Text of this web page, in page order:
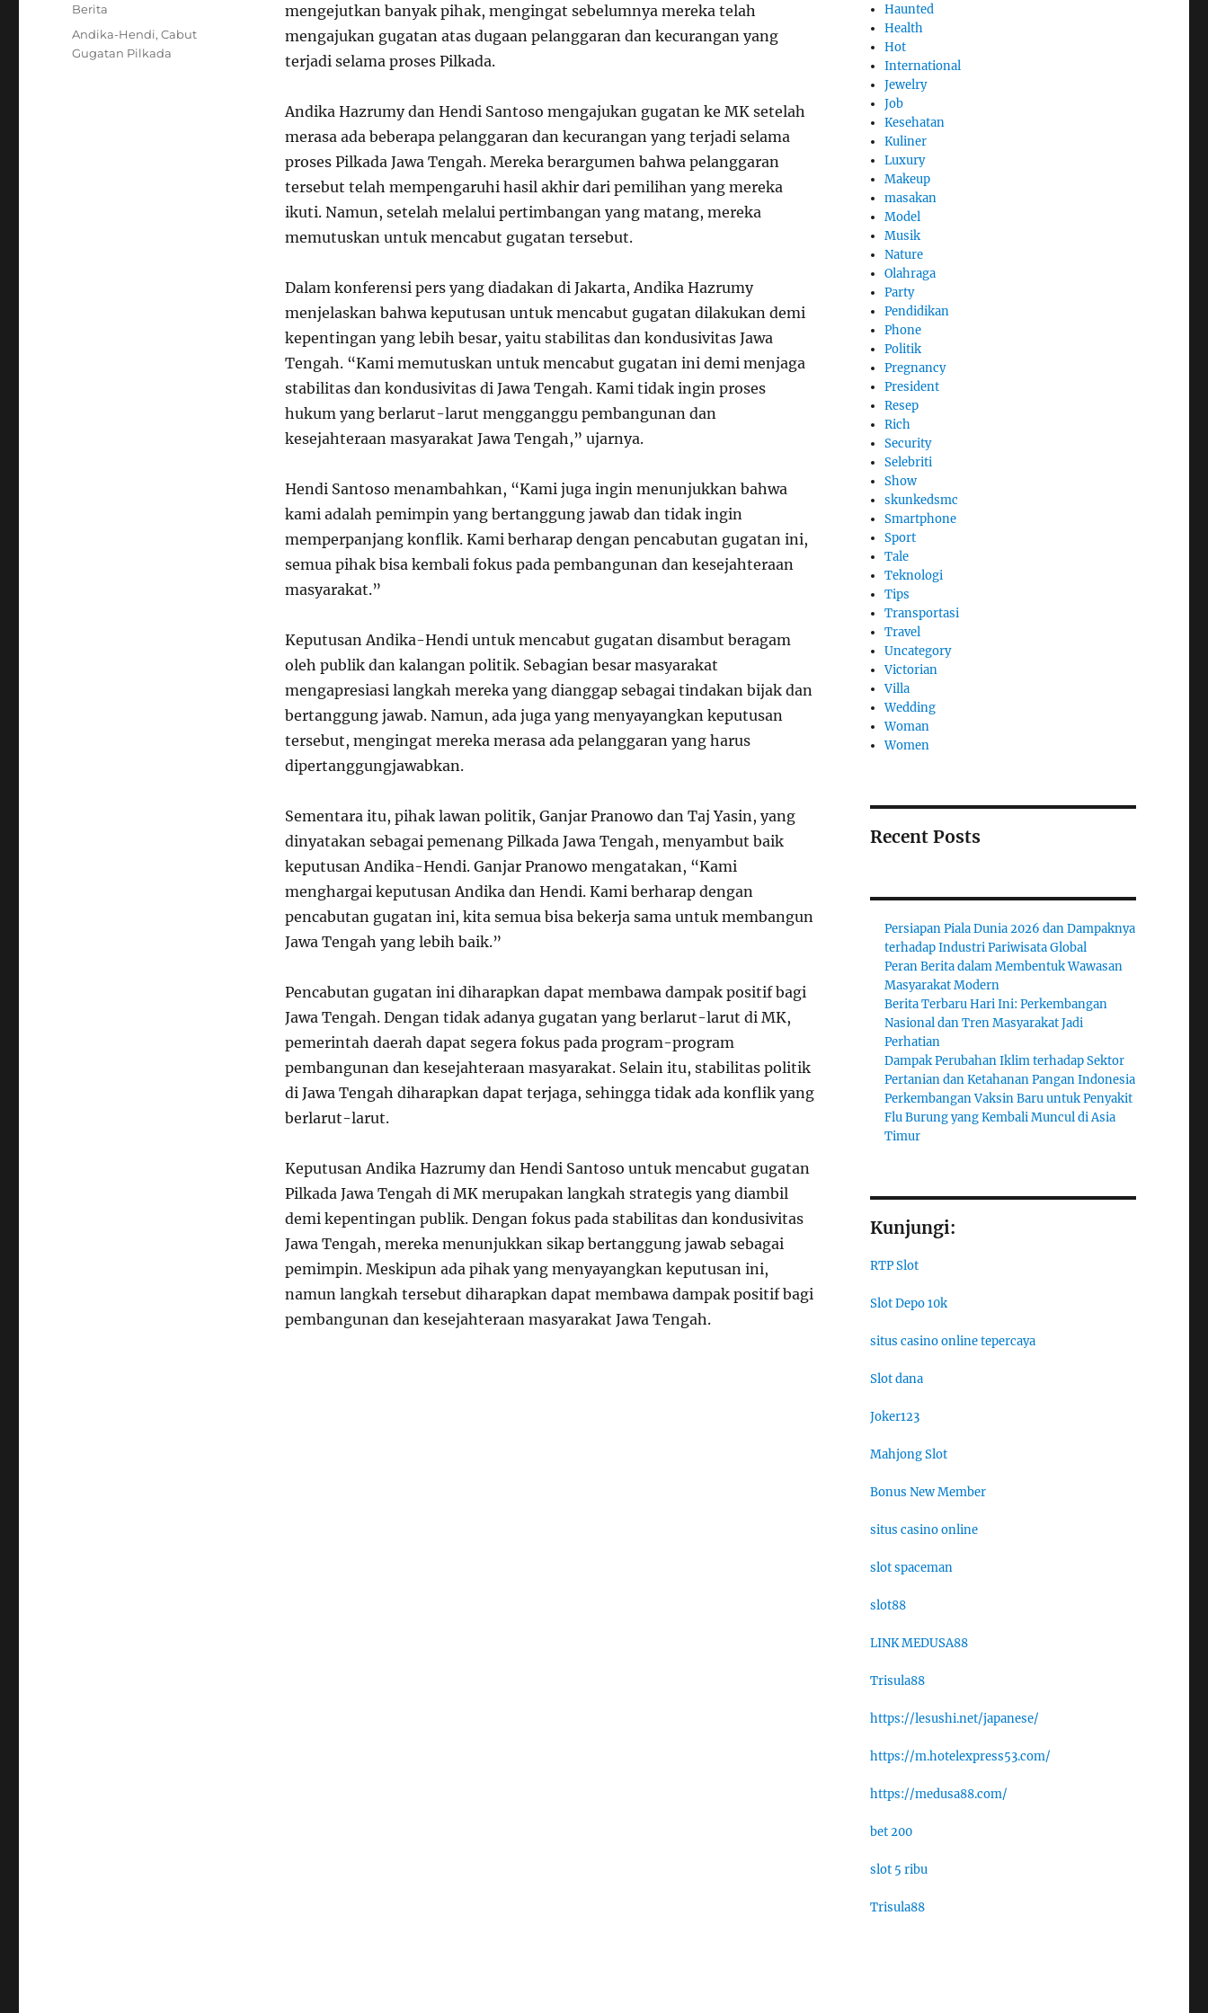
mengejutkan banyak pihak, mengingat sebelumnya mereka telah
mengajukan gugatan atas dugaan pelanggaran dan kecurangan yang
terjadi selama proses Pilkada.
Andika Hazrumy dan Hendi Santoso mengajukan gugatan ke MK setelah
merasa ada beberapa pelanggaran dan kecurangan yang terjadi selama
proses Pilkada Jawa Tengah. Mereka berargumen bahwa pelanggaran
tersebut telah mempengaruhi hasil akhir dari pemilihan yang mereka
ikuti. Namun, setelah melalui pertimbangan yang matang, mereka
memutuskan untuk mencabut gugatan tersebut.
Dalam konferensi pers yang diadakan di Jakarta, Andika Hazrumy
menjelaskan bahwa keputusan untuk mencabut gugatan dilakukan demi
kepentingan yang lebih besar, yaitu stabilitas dan kondusivitas Jawa
Tengah. “Kami memutuskan untuk mencabut gugatan ini demi menjaga
stabilitas dan kondusivitas di Jawa Tengah. Kami tidak ingin proses
hukum yang berlarut-larut mengganggu pembangunan dan
kesejahteraan masyarakat Jawa Tengah,” ujarnya.
Hendi Santoso menambahkan, “Kami juga ingin menunjukkan bahwa
kami adalah pemimpin yang bertanggung jawab dan tidak ingin
memperpanjang konflik. Kami berharap dengan pencabutan gugatan ini,
semua pihak bisa kembali fokus pada pembangunan dan kesejahteraan
masyarakat.”
Keputusan Andika-Hendi untuk mencabut gugatan disambut beragam
oleh publik dan kalangan politik. Sebagian besar masyarakat
mengapresiasi langkah mereka yang dianggap sebagai tindakan bijak dan
bertanggung jawab. Namun, ada juga yang menyayangkan keputusan
tersebut, mengingat mereka merasa ada pelanggaran yang harus
dipertanggungjawabkan.
Sementara itu, pihak lawan politik, Ganjar Pranowo dan Taj Yasin, yang
dinyatakan sebagai pemenang Pilkada Jawa Tengah, menyambut baik
keputusan Andika-Hendi. Ganjar Pranowo mengatakan, “Kami
menghargai keputusan Andika dan Hendi. Kami berharap dengan
pencabutan gugatan ini, kita semua bisa bekerja sama untuk membangun
Jawa Tengah yang lebih baik.”
Pencabutan gugatan ini diharapkan dapat membawa dampak positif bagi
Jawa Tengah. Dengan tidak adanya gugatan yang berlarut-larut di MK,
pemerintah daerah dapat segera fokus pada program-program
pembangunan dan kesejahteraan masyarakat. Selain itu, stabilitas politik
di Jawa Tengah diharapkan dapat terjaga, sehingga tidak ada konflik yang
berlarut-larut.
Keputusan Andika Hazrumy dan Hendi Santoso untuk mencabut gugatan
Pilkada Jawa Tengah di MK merupakan langkah strategis yang diambil
demi kepentingan publik. Dengan fokus pada stabilitas dan kondusivitas
Jawa Tengah, mereka menunjukkan sikap bertanggung jawab sebagai
pemimpin. Meskipun ada pihak yang menyayangkan keputusan ini,
namun langkah tersebut diharapkan dapat membawa dampak positif bagi
pembangunan dan kesejahteraan masyarakat Jawa Tengah.
Categories
Berita
Tags
Andika-Hendi,Cabut
Gugatan Pilkada
Haunted
Health
Hot
International
Jewelry
Job
Kesehatan
Kuliner
Luxury
Makeup
masakan
Model
Musik
Nature
Olahraga
Party
Pendidikan
Phone
Politik
Pregnancy
President
Resep
Rich
Security
Selebriti
Show
skunkedsmc
Smartphone
Sport
Tale
Teknologi
Tips
Transportasi
Travel
Uncategory
Victorian
Villa
Wedding
Woman
Women
Recent Posts
Persiapan Piala Dunia 2026 dan Dampaknya
terhadap Industri Pariwisata Global
Peran Berita dalam Membentuk Wawasan
Masyarakat Modern
Berita Terbaru Hari Ini: Perkembangan
Nasional dan Tren Masyarakat Jadi
Perhatian
Dampak Perubahan Iklim terhadap Sektor
Pertanian dan Ketahanan Pangan Indonesia
Perkembangan Vaksin Baru untuk Penyakit
Flu Burung yang Kembali Muncul di Asia
Timur
Kunjungi:
RTP Slot
Slot Depo 10k
situs casino online tepercaya
Slot dana
Joker123
Mahjong Slot
Bonus New Member
situs casino online
slot spaceman
slot88
LINK MEDUSA88
Trisula88
https://lesushi.net/japanese/
https://m.hotelexpress53.com/
https://medusa88.com/
bet 200
slot 5 ribu
Trisula88